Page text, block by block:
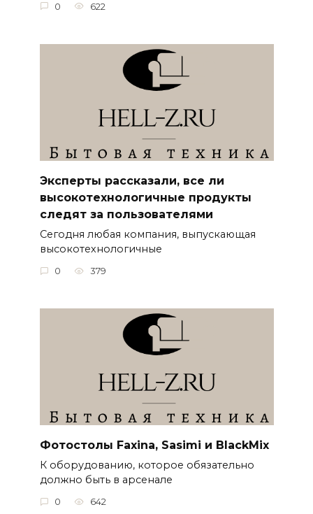
0 622
Эксперты рассказали, все ли
высокотехнологичные продукты
следят за пользователями
Сегодня любая компания, выпускающая
высокотехнологичные
0 379
Фотостолы Faxina, Sasimi и BlackMix
К оборудованию, которое обязательно
должно быть в арсенале
0 642